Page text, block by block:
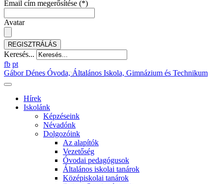
Email cím megerősítése (*)
Avatar
REGISZTRÁLÁS
Keresés...
fb pt
Gábor Dénes Óvoda, Általános Iskola, Gimnázium és Technikum
Hírek
Iskolánk
Képzéseink
Névadónk
Dolgozóink
Az alapítók
Vezetőség
Óvodai pedagógusok
Általános iskolai tanárok
Középiskolai tanárok